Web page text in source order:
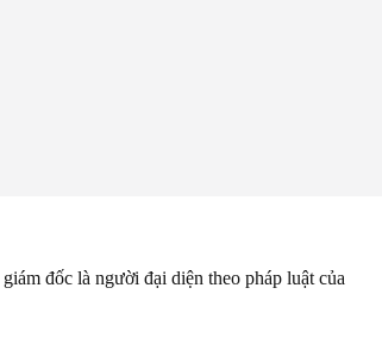
đốc là người đại diện theo pháp luật của